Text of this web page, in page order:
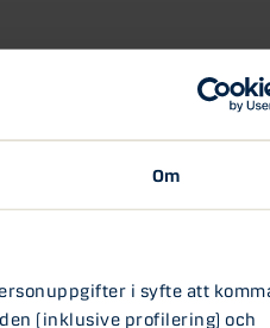
Om
i syfte att
(inklusive profilering) och